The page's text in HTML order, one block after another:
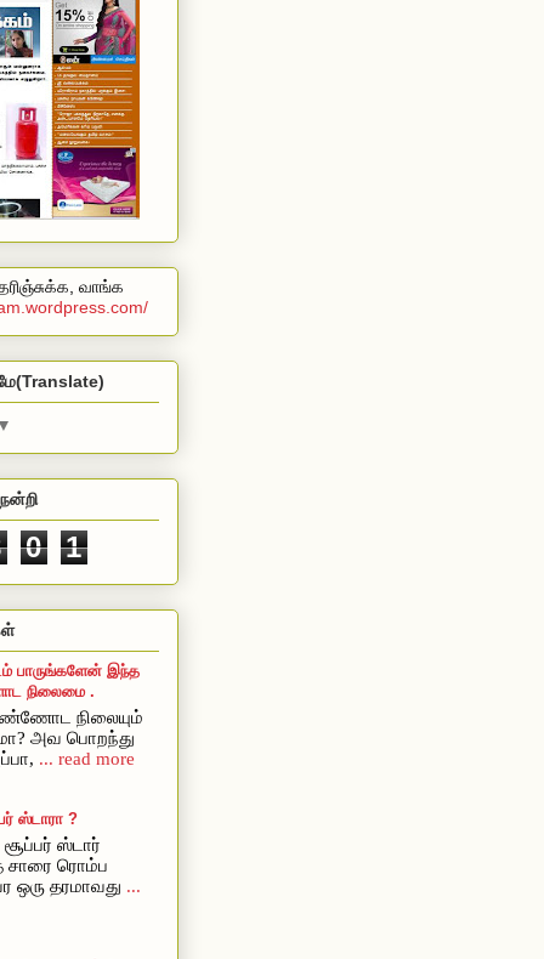
வாங்க
0 1
பாருங்களேன் இந்த
நிலைமை .
நிலையும்
அவ பொறந்து
... read more
ஸ்டாரா ?
ஸ்டார்
சாரை ரொம்ப
ஒரு தரமாவது ...